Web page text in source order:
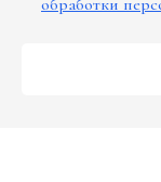
обработки